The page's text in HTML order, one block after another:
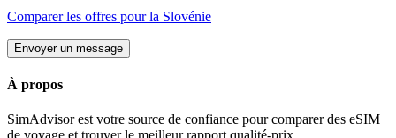
Comparer les offres pourla Slovénie
Envoyer un message
À propos
SimAdvisor est votre source de confiance pour comparer des eSIM
de voyage et trouver le meilleur rapport qualité-prix